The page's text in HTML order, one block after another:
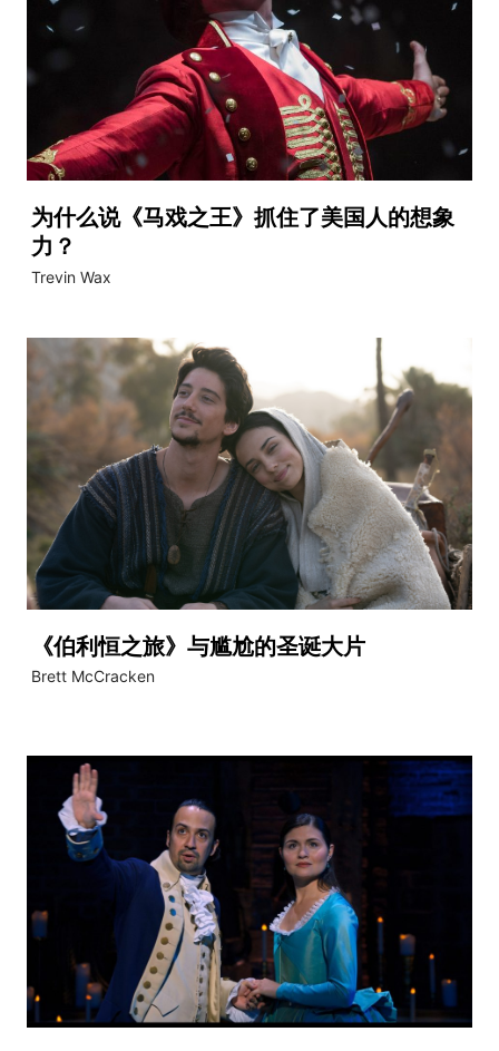
为什么说《马戏之王》抓住了美国人的想象
力？
Trevin Wax
《伯利恒之旅》与尴尬的圣诞大片
Brett McCracken